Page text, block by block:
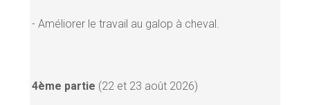
- Améliorer le travail au galop à cheval.
4ème partie (22 et 23 août 2026)